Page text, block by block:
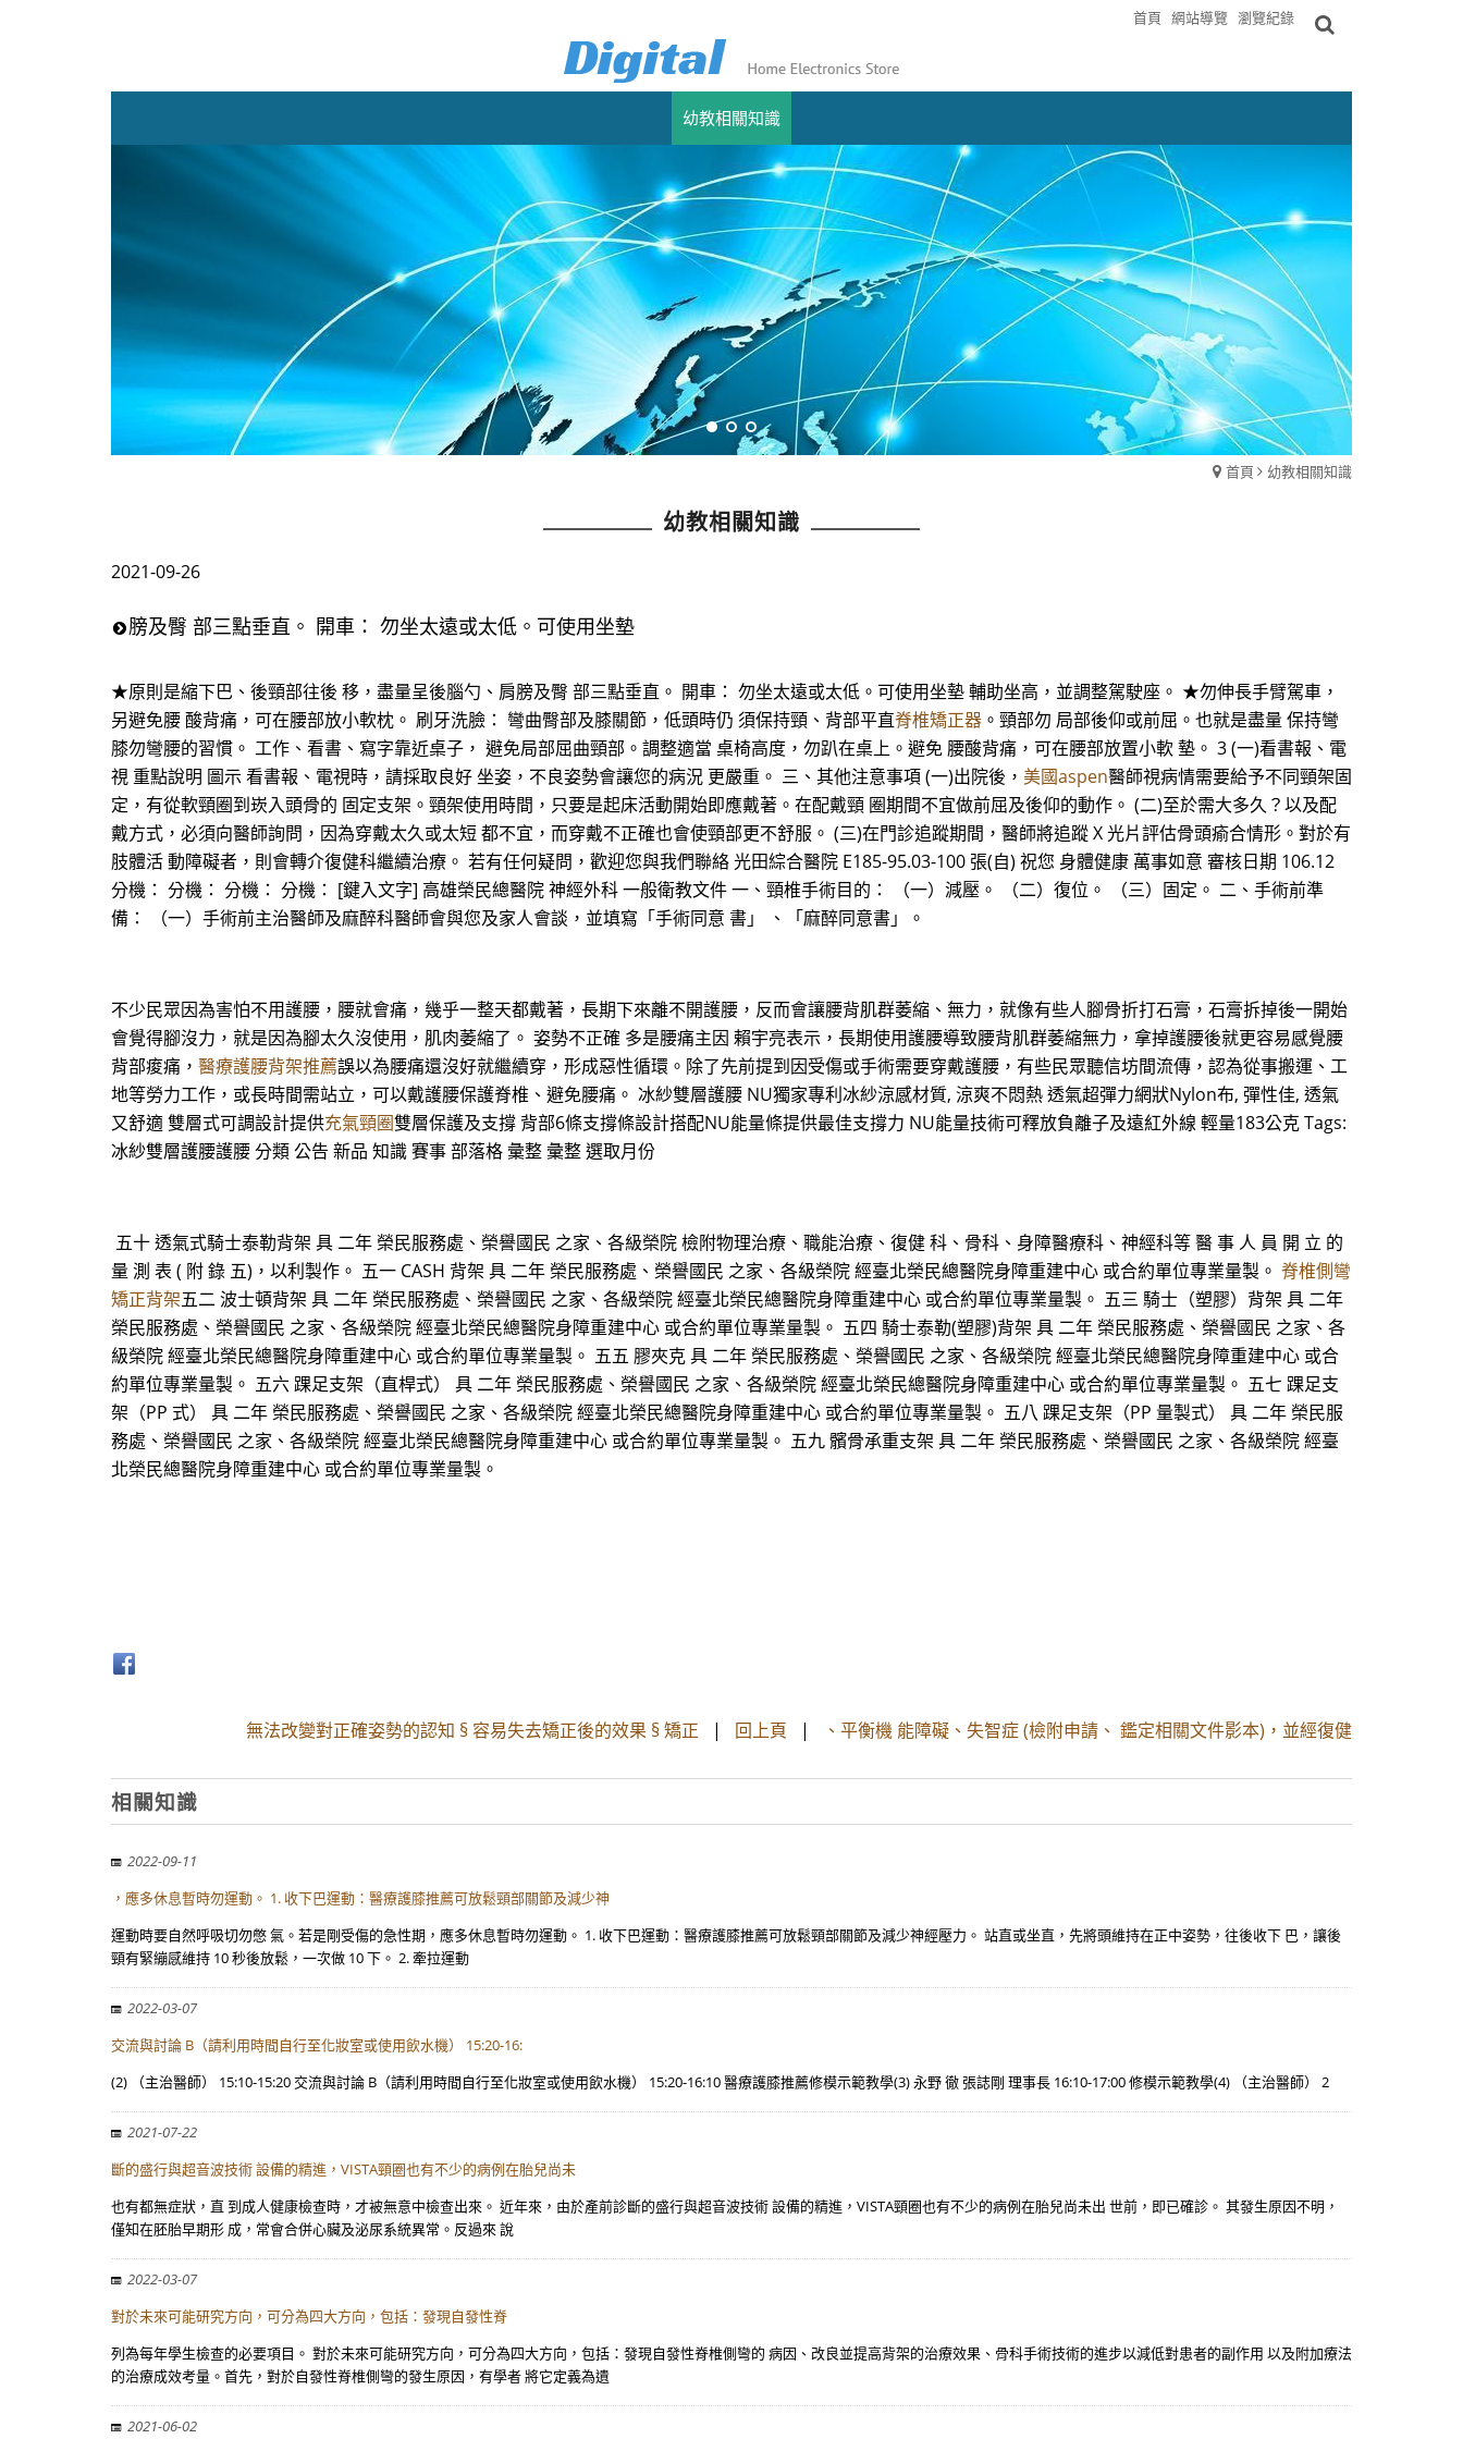
首頁 網站導覽 瀏覽紀錄
幼教相關知識
首頁 幼教相關知識
幼教相關知識
2021-09-26
膀及臀 部三點垂直。 開車： 勿坐太遠或太低。可使用坐墊
★原則是縮下巴、後頸部往後 移，盡量呈後腦勺、肩膀及臀 部三點垂直。 開車： 勿坐太遠或太低。可使用坐墊 輔助坐高，並調整駕駛座。 ★勿伸長手臂駕車，
另避免腰 酸背痛，可在腰部放小軟枕。 刷牙洗臉： 彎曲臀部及膝關節，低頭時仍 須保持頸、背部平直脊椎矯正器 。頸部勿 局部後仰或前屈。也就是盡量 保持彎
膝勿彎腰的習慣。 工作、看書、寫字靠近桌子， 避免局部屈曲頸部。調整適當 桌椅高度，勿趴在桌上。避免 腰酸背痛，可在腰部放置小軟 墊。 3 (一)看書報、電
視 重點說明 圖示 看書報、電視時，請採取良好 坐姿，不良姿勢會讓您的病況 更嚴重。 三、其他注意事項 (一)出院後， 美國aspen醫師視病情需要給予不同頸架固
定，有從軟頸圈到崁入頭骨的 固定支架。頸架使用時間，只要是起床活動開始即應戴著。在配戴頸 圈期間不宜做前屈及後仰的動作。 (二)至於需大多久？以及配
戴方式，必須向醫師詢問，因為穿戴太久或太短 都不宜，而穿戴不正確也會使頸部更不舒服。 (三)在門診追蹤期間，醫師將追蹤 X 光片評估骨頭瘉合情形。對於有
肢體活 動障礙者，則會轉介復健科繼續治療。 若有任何疑問，歡迎您與我們聯絡 光田綜合醫院 E185-95.03-100 張(自) 祝您 身體健康 萬事如意 審核日期 106.12
分機： 分機： 分機： 分機： [鍵入文字] 高雄榮民總醫院 神經外科 一般衛教文件 一、頸椎手術目的： （一）減壓。 （二）復位。 （三）固定。 二、手術前準
備： （一）手術前主治醫師及麻醉科醫師會與您及家人會談，並填寫「手術同意 書」 、「麻醉同意書」。
不少民眾因為害怕不用護腰，腰就會痛，幾乎一整天都戴著，長期下來離不開護腰，反而會讓腰背肌群萎縮、無力，就像有些人腳骨折打石膏，石膏拆掉後一開始
會覺得腳沒力，就是因為腳太久沒使用，肌肉萎縮了。 姿勢不正確 多是腰痛主因 賴宇亮表示，長期使用護腰導致腰背肌群萎縮無力，拿掉護腰後就更容易感覺腰
背部痠痛， 醫療護腰背架推薦誤以為腰痛還沒好就繼續穿，形成惡性循環。除了先前提到因受傷或手術需要穿戴護腰，有些民眾聽信坊間流傳，認為從事搬運、工
地等勞力工作，或長時間需站立，可以戴護腰保護脊椎、避免腰痛。 冰紗雙層護腰 NU獨家專利冰紗涼感材質, 涼爽不悶熱 透氣超彈力網狀Nylon布, 彈性佳, 透氣
又舒適 雙層式可調設計提供充氣頸圈雙層保護及支撐 背部6條支撐條設計搭配NU能量條提供最佳支撐力 NU能量技術可釋放負離子及遠紅外線 輕量183公克 Tags:
冰紗雙層護腰護腰 分類 公告 新品 知識 賽事 部落格 彙整 彙整 選取月份
五十 透氣式騎士泰勒背架 具 二年 榮民服務處、榮譽國民 之家、各級榮院 檢附物理治療、職能治療、復健 科、骨科、身障醫療科、神經科等 醫 事 人 員 開 立 的
量 測 表 ( 附 錄 五)，以利製作。 五一 CASH 背架 具 二年 榮民服務處、榮譽國民 之家、各級榮院 經臺北榮民總醫院身障重建中心 或合約單位專業量製。 脊椎側彎
矯正背架五二 波士頓背架 具 二年 榮民服務處、榮譽國民 之家、各級榮院 經臺北榮民總醫院身障重建中心 或合約單位專業量製。 五三 騎士（塑膠）背架 具 二年
榮民服務處、榮譽國民 之家、各級榮院 經臺北榮民總醫院身障重建中心 或合約單位專業量製。 五四 騎士泰勒(塑膠)背架 具 二年 榮民服務處、榮譽國民 之家、各
級榮院 經臺北榮民總醫院身障重建中心 或合約單位專業量製。 五五 膠夾克 具 二年 榮民服務處、榮譽國民 之家、各級榮院 經臺北榮民總醫院身障重建中心 或合
約單位專業量製。 五六 踝足支架（直桿式） 具 二年 榮民服務處、榮譽國民 之家、各級榮院 經臺北榮民總醫院身障重建中心 或合約單位專業量製。 五七 踝足支
架（PP 式） 具 二年 榮民服務處、榮譽國民 之家、各級榮院 經臺北榮民總醫院身障重建中心 或合約單位專業量製。 五八 踝足支架（PP 量製式） 具 二年 榮民服
務處、榮譽國民 之家、各級榮院 經臺北榮民總醫院身障重建中心 或合約單位專業量製。 五九 髕骨承重支架 具 二年 榮民服務處、榮譽國民 之家、各級榮院 經臺
北榮民總醫院身障重建中心 或合約單位專業量製。
無法改變對正確姿勢的認知 § 容易失去矯正後的效果 § 矯正 | 回上頁 | 、平衡機 能障礙、失智症 (檢附申請、 鑑定相關文件影本)，並經復健
相關知識
2022-09-11
，應多休息暫時勿運動。 1. 收下巴運動：醫療護膝推薦可放鬆頸部關節及減少神
運動時要自然呼吸切勿憋 氣。若是剛受傷的急性期，應多休息暫時勿運動。 1. 收下巴運動：醫療護膝推薦可放鬆頸部關節及減少神經壓力。 站直或坐直，先將頭維持在正中姿勢，往後收下 巴，讓後
頸有緊繃感維持 10 秒後放鬆，一次做 10 下。 2. 牽拉運動
2022-03-07
交流與討論 B（請利用時間自行至化妝室或使用飲水機） 15:20-16:
(2) （主治醫師） 15:10-15:20 交流與討論 B（請利用時間自行至化妝室或使用飲水機） 15:20-16:10 醫療護膝推薦修模示範教學(3) 永野 徹 張誌剛 理事長 16:10-17:00 修模示範教學(4) （主治醫師） 2
2021-07-22
斷的盛行與超音波技術 設備的精進，VISTA頸圈也有不少的病例在胎兒尚未
也有都無症狀，直 到成人健康檢查時，才被無意中檢查出來。 近年來，由於產前診斷的盛行與超音波技術 設備的精進，VISTA頸圈也有不少的病例在胎兒尚未出 世前，即已確診。 其發生原因不明，
僅知在胚胎早期形 成，常會合併心臟及泌尿系統異常。反過來 說
2022-03-07
對於未來可能研究方向，可分為四大方向，包括：發現自發性脊
列為每年學生檢查的必要項目。 對於未來可能研究方向，可分為四大方向，包括：發現自發性脊椎側彎的 病因、改良並提高背架的治療效果、骨科手術技術的進步以減低對患者的副作用 以及附加療法
的治療成效考量。首先，對於自發性脊椎側彎的發生原因，有學者 將它定義為遺
2021-06-02